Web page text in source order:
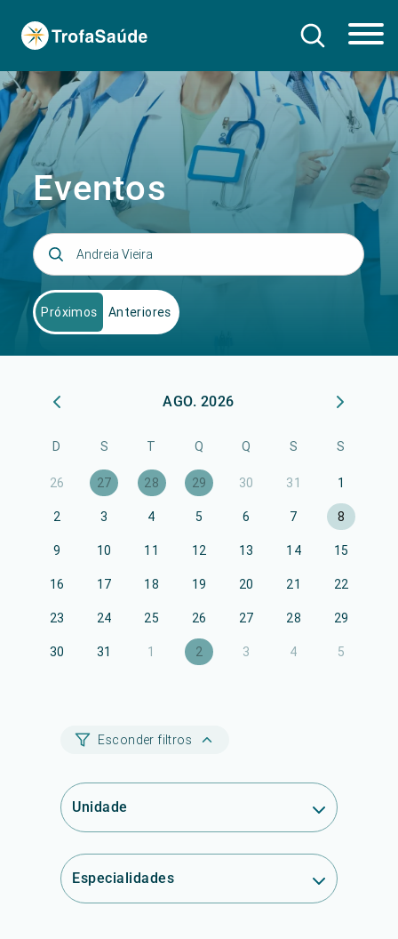
Eventos
Próximos Anteriores
AGO. 2026
D S T Q Q S S
26 27 28 29 30 31 1
2 3 4 5 6 7 8
9 10 11 12 13 14 15
16 17 18 19 20 21 22
23 24 25 26 27 28 29
30 31 1 2 3 4 5
Esconder filtros
Unidade
Especialidades